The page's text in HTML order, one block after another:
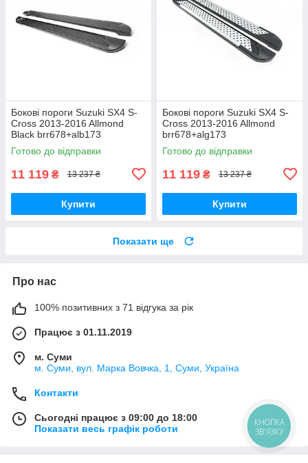
Бокові пороги Suzuki SX4 S-
Cross 2013-2016 Allmond
Black brr678+alb173
Готово до відправки
11 119 ₴ 13 237 ₴
Купити
Бокові пороги Suzuki SX4 S-
Cross 2013-2016 Allmond
brr678+alg173
Готово до відправки
11 119 ₴ 13 237 ₴
Купити
Показати ще
Про нас
100% позитивних з 71 відгука за рік
Працює з 01.11.2019
м. Суми
м. Суми, вул. Марка Вовчка, 1, Суми, Україна
Контакти
Сьогодні працює з 09:00 до 18:00
Показати весь графік роботи
КНОПКА
ЗВ'ЯЗКУ